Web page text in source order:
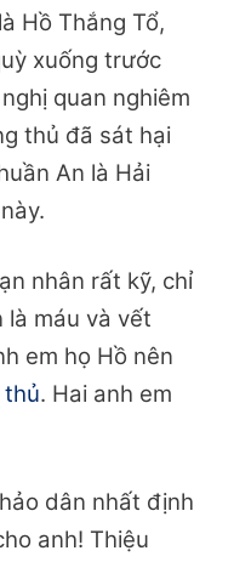
Hồ Thắng Tổ,
xuống trước
quan nghiêm
thủ đã sát hại
An là Hải
nhân rất kỹ, chỉ
là máu và vết
em họ Hồ nên
thủ. Hai anh em
dân nhất định
anh! Thiệu